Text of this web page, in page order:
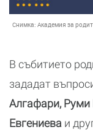
Снимка: Академия за
В събитието
зададат
Алгафари, Руми
Евгениева и